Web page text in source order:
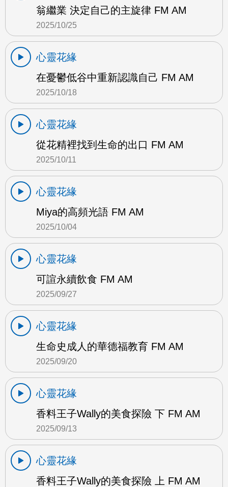
翁繼業 決定自己的主旋律 FM AM
2025/10/25
心靈花緣
在憂鬱低谷中重新認識自己 FM AM
2025/10/18
心靈花緣
從花精裡找到生命的出口 FM AM
2025/10/11
心靈花緣
Miya的高頻光語 FM AM
2025/10/04
心靈花緣
可諠永續飲食 FM AM
2025/09/27
心靈花緣
生命史成人的華德福教育 FM AM
2025/09/20
心靈花緣
香料王子Wally的美食探險 下 FM AM
2025/09/13
心靈花緣
香料王子Wally的美食探險 上 FM AM